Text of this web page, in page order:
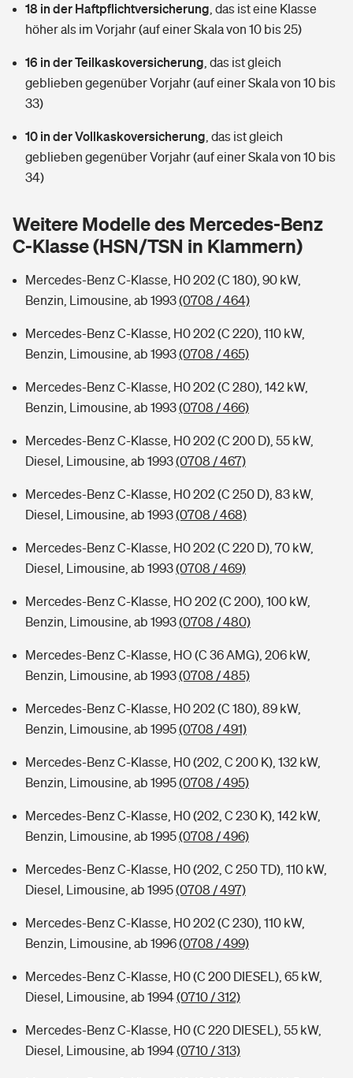
Wer versichert was: Jetzt Versicherer finden
Mietkautionsversicherung
Zur Übersicht
Tools
Wer versichert was: Jetzt Versicherer finden
Sie haben Fragen?
Reiseversicherung
Handyversicherung
Musikinstrumentenversicherung
Zur Übersicht
Tools
Kinderunfall-Check: Mehr Sicherheit für deine Kids
Sie haben Fragen?
Zur Übersicht
Tools
Sie haben Fragen?
18 in der Haftpflichtversicherung das ist eine Klasse
höher als im Vorjahr (auf einer Skala von 10 bis 25)
16 in der Teilkaskoversicherung das ist gleich
geblieben gegenüber Vorjahr (auf einer Skala von 10 bis
33)
10 in der Vollkaskoversicherung das ist gleich
geblieben gegenüber Vorjahr (auf einer Skala von 10 bis
34)
Weitere Modelle des Mercedes-Benz
C-Klasse (HSN/TSN in Klammern)
Mercedes-Benz C-Klasse, H0 202 (C 180), 90 kW,
Benzin, Limousine, ab 1993(0708 / 464)
Mercedes-Benz C-Klasse, H0 202 (C 220), 110 kW,
Benzin, Limousine, ab 1993(0708 / 465)
Mercedes-Benz C-Klasse, H0 202 (C 280), 142 kW,
Benzin, Limousine, ab 1993(0708 / 466)
Mercedes-Benz C-Klasse, H0 202 (C 200 D), 55 kW,
Diesel, Limousine, ab 1993(0708 / 467)
Mercedes-Benz C-Klasse, H0 202 (C 250 D), 83 kW,
Diesel, Limousine, ab 1993(0708 / 468)
Mercedes-Benz C-Klasse, H0 202 (C 220 D), 70 kW,
Diesel, Limousine, ab 1993(0708 / 469)
Mercedes-Benz C-Klasse, HO 202 (C 200), 100 kW,
Benzin, Limousine, ab 1993(0708 / 480)
Mercedes-Benz C-Klasse, HO (C 36 AMG), 206 kW,
Benzin, Limousine, ab 1993(0708 / 485)
Mercedes-Benz C-Klasse, H0 202 (C 180), 89 kW,
Benzin, Limousine, ab 1995(0708 / 491)
Mercedes-Benz C-Klasse, H0 (202, C 200 K), 132 kW,
Benzin, Limousine, ab 1995(0708 / 495)
Mercedes-Benz C-Klasse, H0 (202, C 230 K), 142 kW,
Benzin, Limousine, ab 1995(0708 / 496)
Mercedes-Benz C-Klasse, H0 (202, C 250 TD), 110 kW,
Diesel, Limousine, ab 1995(0708 / 497)
Mercedes-Benz C-Klasse, H0 202 (C 230), 110 kW,
Benzin, Limousine, ab 1996(0708 / 499)
Mercedes-Benz C-Klasse, H0 (C 200 DIESEL), 65 kW,
Diesel, Limousine, ab 1994(0710 / 312)
Mercedes-Benz C-Klasse, H0 (C 220 DIESEL), 55 kW,
Diesel, Limousine, ab 1994(0710 / 313)